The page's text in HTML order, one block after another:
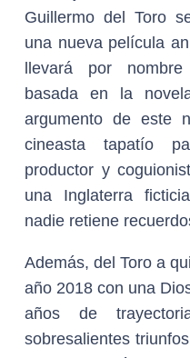
Guillermo del Toro
una nueva película
llevará por
basada en la
argumento de este
cineasta tapatío
productor y
una Inglaterra
nadie retiene
Además, del Toro a
año 2018 con una
años de
sobresalientes